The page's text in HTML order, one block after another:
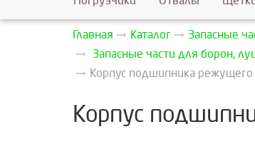
Главная Каталог Запасные
Запасные части для борон,
Корпус подшипника
Корпус